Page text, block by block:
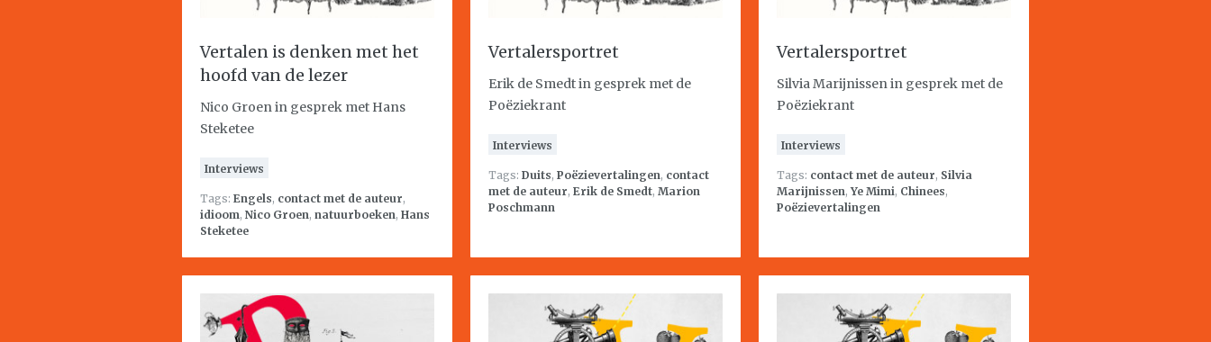
Vertalen is denken met het
hoofd van de lezer
Nico Groen in gesprek met Hans
Steketee
Interviews
Tags: Engels, contact met de auteur,
idioom, Nico Groen, natuurboeken, Hans
Steketee
Vertalersportret
Erik de Smedt in gesprek met de
Poëziekrant
Interviews
Tags: Duits, Poëzievertalingen, contact
met de auteur, Erik de Smedt, Marion
Poschmann
Vertalersportret
Silvia Marijnissen in gesprek met de
Poëziekrant
Interviews
Tags: contact met de auteur, Silvia
Marijnissen,Ye Mimi, Chinees,
Poëzievertalingen